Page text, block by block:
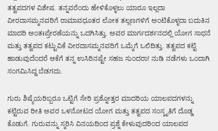
ತತ್ವಪದಗಳ ವಿಶೇಷ. ತನ್ನವರೆಂದು ಹೇಳಿಕೊಳ್ಳಲು ಯಾರೂ ಇಲ್ಲದಾ
ವೀರದಾಸಮ್ಮನವರಿಗೆ ರಾಮಾವಧೂತರ ಲೋಕ ತಲ್ಲಣಗಳಿಗೆ ಅಂಟಿಕೊಳ್ಳದಾ ಬದುಕಿನ
ಮಾದರಿ ಅಂತಃಪ್ರೇರಣೆಯನ್ನು ಒದಗಿಸಿತ್ತು. ಅವರ ಮಾರ್ಗದರ್ಶನದಲ್ಲಿ ಯೋಗ ಸಾಧನೆ
ಮತ್ತು ತತ್ವಪದ ಕಟ್ಟುವಿಕೆ ವೀರದಾಸಮ್ಮನವರಿಗೆ ಒಮ್ಮೆಗೆ ಒಲಿದಿತ್ತು. ತತ್ವಪದ ಕಟ್ಟಿ
ಹಾಡುವುದೆಂದರೆ ಆಕೆಗೆ ತನ್ನ ಉಸಿರಿನಷ್ಟೇ ಸಹಜ ಸುಂದರಾ! ನುಡಿ ನಡೆಗಳು ಒಂದಾಗಿ
ಸಂಗಮಿಸಿದ್ದ ಬೆಡಗದು.
ಗುರು ಶಿಷ್ಯೆಯರಿಬ್ಬರೂ ಒಟ್ಟಿಗೆ ಸೇರಿ ಪ್ರಶ್ನೋತ್ತರ ಮಾದರಿಯ ಯಾಲಪದಗಳನ್ನು
ಕಟ್ಟಿರುವ ರೀತಿ ಅವರ ಒಳನೋಟದ ಯೋಗ ಮತ್ತು ತತ್ವಪದ ಸಂಸ್ಕೃತಿಗೆ ದೊಡ್ಡ
ಕೊಡುಗೆ. ಗುರುವನ್ನು ಸ್ಮರಿಸಿ ವಿನಯದಿಂದ ಪ್ರಶ್ನೆ ಕೇಳುವುದರಿಂದ ಯಾಲಪದ